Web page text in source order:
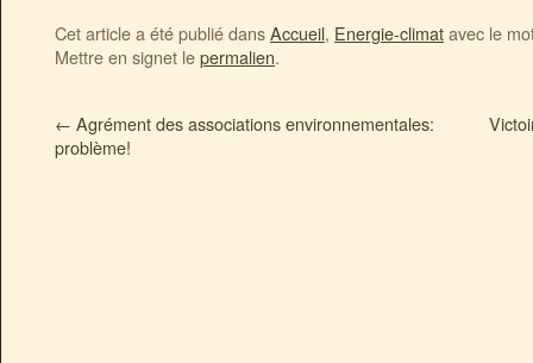
Cet article a été publié dansAccueil, Energie-climatavec le
Mettre en signet lepermalien.
← Agrément des associations environnementales:
problème!